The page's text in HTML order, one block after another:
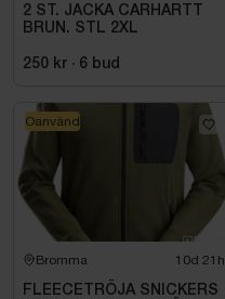
2 ST. JACKA CARHARTT
BRUN. STL 2XL
250 kr · 6 bud
Bromma 10d 21h
FLEECETRÖJA SNICKERS
Oanvänd